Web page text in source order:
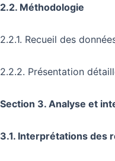
2.2. Méthodologie
2.2.1. Recueil des
2.2.2. Présentation
Section 3. Analyse et
3.1. Interprétations des